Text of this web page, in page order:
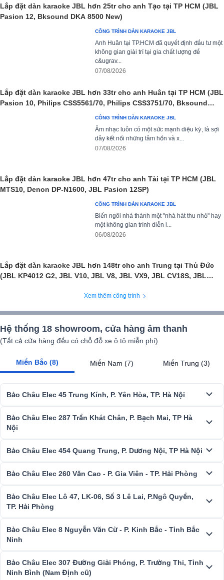
sự thoải mái cho người dùng ở nhiều tông giọng khác nhau.
Công nghệ SPX Digital mang đến hiệu ứng Reverb và Delay chân
thực, được xử lý độc lập nhờ bộ DSP riêng biệt, đảm bảo độ chính xác
và chi tiết trong từng dải âm. JBL VX9 còn hỗ trợ EQ linh hoạt với 15
băng tần cho nhạc nền và 20 băng tần cho từng micro, giúp tinh chỉnh
là lựa chọn hàng đầu cho những ai yêu cầu sự chuyên nghiệp và hoàn
hảo trong trải nghiệm âm thanh.
Vang số JBL VX9
Micro không dây JBL VM300
thảo… với thiết kế hiện đại, cầm chắc tay.
Sản phẩm sử dụng sóng UHF phổ biến hiện nay cho khả năng hoạt
động ổn định, giảm thiểu hiện tượng hụt sóng gây mất tiếng. JBL
Micro sở hữu độ nhạy cao nên bắt âm chuẩn và hút âm rất tốt, nâng
Dàn karaoke đồng bộ full JBL 06 Hot New 2025đang được bán tại
Bảo Châu Elec với mức giá tốt nhất, khách hàng có nhu cầu sở hữu
sản phẩm chính hãng có thể để lại thông tin dưới bài viết, liên hệ
hotline1900 0255để được hỗ trợ và tư vấn về sản phẩm. Hoặc có thể
ghé các showroom của hệ thốngBảo Châu Elec trải nghiệm âm
thanh thực tế và có cơ hội rinh về nhiều quà tặng, ưu đãi hấp dẫn nhé!
>>> Tham khảo: Top 12 Dàn Karaoke Gia Đình Hay Nhất Hiện Nay
(Cập nhật mới nhất)
Lắp đặt dàn karaoke JBL hơn 25tr cho anh Tạo tại TP HCM (JBL
Pasion 12, Bksound DKA 8500 New)
CÔNG TRÌNH DÀN KARAOKE JBL
Anh Huân tại TP.HCM đã quyết định đầu tư một
không gian giải trí tại gia chất lượng để
c&ugrav...
07/08/2026
Lắp đặt dàn karaoke JBL hơn 33tr cho anh Huân tại TP HCM (JBL
Pasion 10, Philips CSS5561/70, Philips CSS3751/70, Bksound
CÔNG TRÌNH DÀN KARAOKE JBL
Âm nhạc luôn có một sức mạnh diệu kỳ, là sợi
dây kết nối những tâm hồn và x...
07/08/2026
Lắp đặt dàn karaoke JBL hơn 47tr cho anh Tài tại TP HCM (JBL
MTS10, Denon DP-N1600, JBL Pasion 12SP)
CÔNG TRÌNH DÀN KARAOKE JBL
Biến ngôi nhà thành một "nhà hát thu nhỏ" hay
một không gian trình diễn l...
06/08/2026
Lắp đặt dàn karaoke JBL hơn 148tr cho anh Trung tại Thủ Đức
(JBL KP4012 G2, JBL V10, JBL V8, JBL VX9, JBL CV18S, JBL
Xem thêm công trình
Hệ thống 18 showroom, cửa hàng âm thanh
(Tất cả cửa hàng đều có chỗ đỗ xe ô tô miễn phí)
Miền Bắc (8) Miền Nam (7) Miền Trung (3)
Bảo Châu Elec 45 Trung Kính, P. Yên Hòa, TP. Hà Nội
Bảo Châu Elec 287 Trần Khát Chân, P. Bạch Mai, TP Hà
Nội
Bảo Châu Elec 454 Quang Trung, P. Dương Nội, TP Hà Nội
Bảo Châu Elec 260 Văn Cao - P. Gia Viên - TP. Hải Phòng
Bảo Châu Elec Lô 47, LK-06, Số 3 Lê Lai, P.Ngô Quyền,
TP. Hải Phòng
Bảo Châu Elec 8 Nguyễn Văn Cừ - P. Kinh Bắc - Tỉnh Bắc
Ninh
Bảo Châu Elec 307 Đường Giải Phóng, P. Trường Thi, Tỉnh
Ninh Bình (Nam Định cũ)